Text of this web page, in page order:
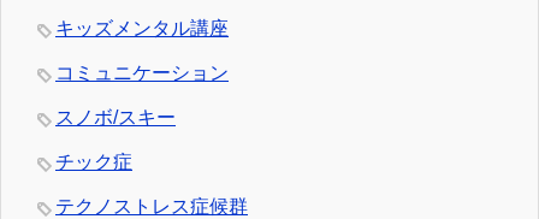
キッズメンタル講座
コミュニケーション
スノボ/スキー
チック症
テクノストレス症候群